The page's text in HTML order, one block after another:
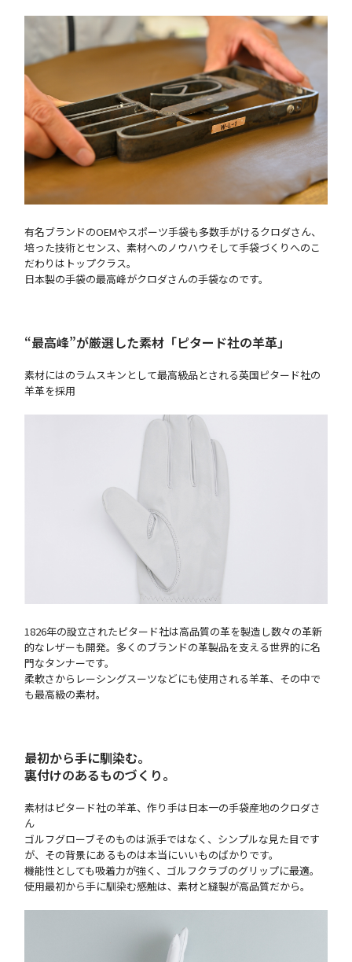
有名ブランドのOEMやスポーツ手袋も多数手がけるクロダさん、
培った技術とセンス、素材へのノウハウそして手袋づくりへのこ
だわりはトップクラス。
日本製の手袋の最高峰がクロダさんの手袋なのです。
“最高峰”が厳選した素材「ピタード社の羊革」
素材にはのラムスキンとして最高級品とされる英国ピタード社の
羊革を採用
1826年の設立されたピタード社は高品質の革を製造し数々の革新
的なレザーも開発。多くのブランドの革製品を支える世界的に名
門なタンナーです。
柔軟さからレーシングスーツなどにも使用される羊革、その中で
も最高級の素材。
最初から手に馴染む。
裏付けのあるものづくり。
素材はピタード社の羊革、作り手は日本一の手袋産地のクロダさ
ん
ゴルフグローブそのものは派手ではなく、シンプルな見た目です
が、その背景にあるものは本当にいいものばかりです。
機能性としても吸着力が強く、ゴルフクラブのグリップに最適。
使用最初から手に馴染む感触は、素材と縫製が高品質だから。